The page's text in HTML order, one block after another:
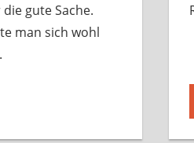
gute Sache.
man sich wohl